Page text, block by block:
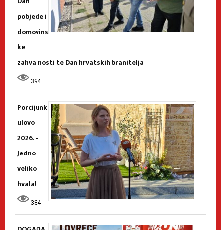
pobjede i
domovins
ke
zahvalnosti te Dan hrvatskih branitelja
394
Porcijunk
ulovo
2026. –
Jedno
veliko
hvala!
384